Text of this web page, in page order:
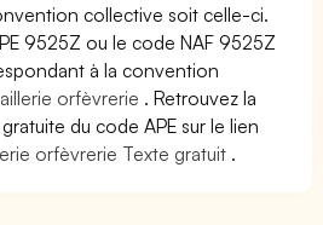
collective soit celle-ci.
9525Z ou le code NAF 9525Z
à la convention
orfèvrerie . Retrouvez la
du code APE sur le lien
orfèvrerie Texte gratuit .